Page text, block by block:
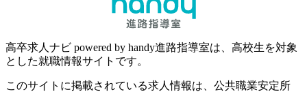
高卒求人ナビ powered by handy進路指導室は、高校生を対象
とした就職情報サイトです。
このサイトに掲載されている求人情報は、公共職業安定所